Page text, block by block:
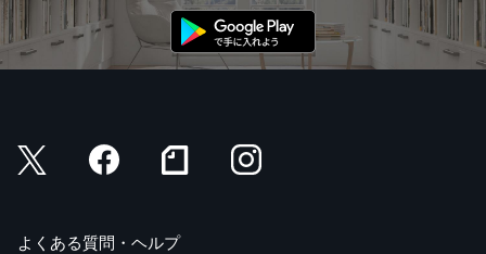
よくある質問・ヘルプ